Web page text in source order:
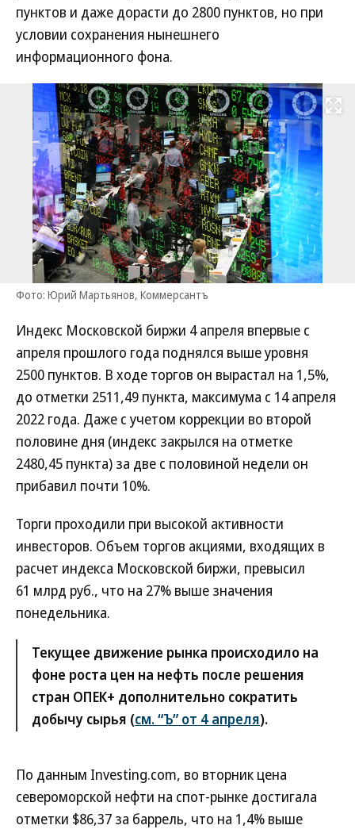
пунктов и даже дорасти до 2800 пунктов, но при
условии сохранения нынешнего
информационного фона.
Развернуть
Фото: Юрий Мартьянов, Коммерсантъ
Индекс Московской биржи 4 апреля впервые с
апреля прошлого года поднялся выше уровня
2500 пунктов. В ходе торгов он вырастал на 1,5%,
до отметки 2511,49 пункта, максимума с 14 апреля
2022 года. Даже с учетом коррекции во второй
половине дня (индекс закрылся на отметке
2480,45 пункта) за две с половиной недели он
прибавил почти 10%.
Торги проходили при высокой активности
инвесторов. Объем торгов акциями, входящих в
расчет индекса Московской биржи, превысил
61 млрд руб., что на 27% выше значения
понедельника.
Текущее движение рынка происходило на
фоне роста цен на нефть после решения
стран ОПЕК+ дополнительно сократить
добычу сырья (см. “Ъ” от 4 апреля).
По данным Investing.com, во вторник цена
североморской нефти на спот-рынке достигала
отметки $86,37 за баррель, что на 1,4% выше